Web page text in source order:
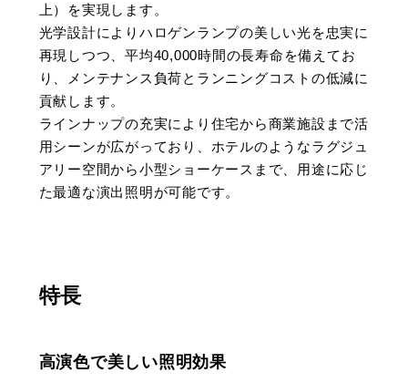
上）を実現します​。
光学設計によりハロゲンランプの美しい光を忠実に
再現しつつ、平均40,000時間の長寿命を備えてお
り、メンテナンス負荷とランニングコストの低減に
貢献します​。
ラインナップの充実により住宅から商業施設まで活
用シーンが広がっており、ホテルのようなラグジュ
アリー空間から小型ショーケースまで、用途に応じ
た最適な演出照明が可能です​。
特長
高演色で美しい照明効果